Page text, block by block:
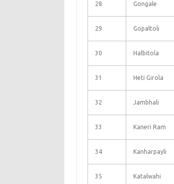
28 Gongale
29 Gopaltoli
30 Halbitola
31 Heti Girola
32 Jambhali
33 Kaneri Ram
34 Kanharpayli
35 Katalwahi